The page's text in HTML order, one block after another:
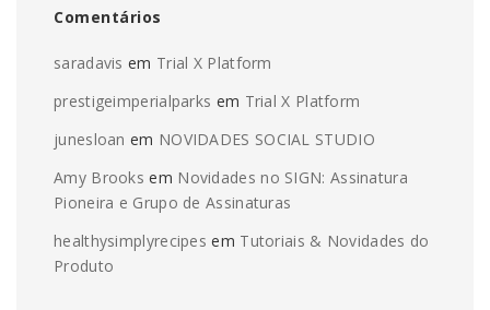
Comentários
saradavis em Trial X Platform
prestigeimperialparks em Trial X Platform
junesloan em NOVIDADES SOCIAL STUDIO
Amy Brooks em Novidades no SIGN: Assinatura
Pioneira e Grupo de Assinaturas
healthysimplyrecipes em Tutoriais & Novidades do
Produto